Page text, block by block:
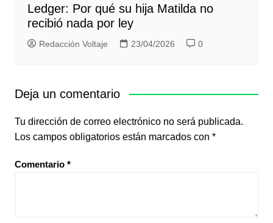
Ledger: Por qué su hija Matilda no
recibió nada por ley
Redacción Voltaje 23/04/2026 0
Deja un comentario
Tu dirección de correo electrónico no será publicada.
Los campos obligatorios están marcados con *
Comentario *